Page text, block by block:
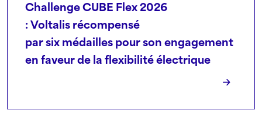
Challenge CUBE Flex 2026
: Voltalis récompensé
par six médailles pour son engagement
en faveur de la flexibilité électrique